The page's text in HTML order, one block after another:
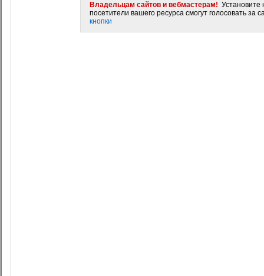
Владельцам сайтов и вебмастерам! Установите
посетители вашего ресурса смогут голосовать за
кнопки